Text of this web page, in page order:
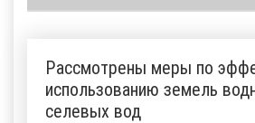
Рассмотрены меры по
использованию земель
селевых вод